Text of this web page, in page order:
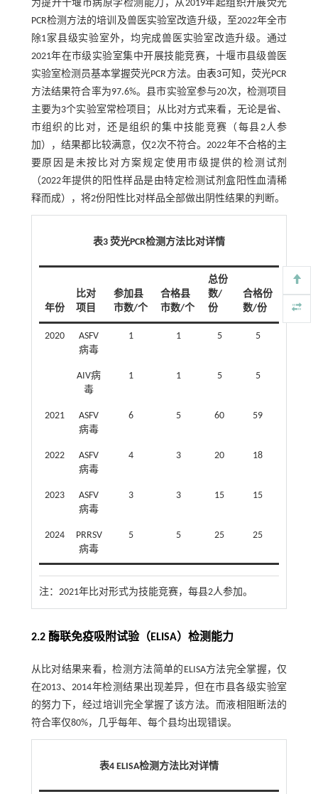
为提升十堰市病原学检测能力，从2019年起组织开展荧光
PCR检测方法的培训及兽医实验室改造升级，至2022年全市
除1家县级实验室外，均完成兽医实验室改造升级。通过
2021年在市级实验室集中开展技能竞赛，十堰市县级兽医
实验室检测员基本掌握荧光PCR方法。由表3可知，荧光PCR
方法结果符合率为97.6%。县市实验室参与20次，检测项目
主要为3个实验室常检项目；从比对方式来看，无论是省、
市组织的比对，还是组织的集中技能竞赛（每县2人参
加），结果都比较满意，仅2次不符合。2022年不合格的主
要原因是未按比对方案规定使用市级提供的检测试剂
（2022年提供的阳性样品是由特定检测试剂盒阳性血清稀
释而成），将2份阳性比对样品全部做出阴性结果的判断。
表3 荧光PCR检测方法比对详情
年份
比对
项目
参加县
市数/个
合格县
市数/个
总份
数/
份
合格份
数/份
2020
ASFV
病毒
1 1 5 5
AIV病
毒
1 1 5 5
2021
ASFV
病毒
6 5 60 59
2022
ASFV
病毒
4 3 20 18
2023
ASFV
病毒
3 3 15 15
2024
PRRSV
病毒
5 5 25 25
注： 2021年比对形式为技能竞赛，每县2人参加。
2.2 酶联免疫吸附试验（ELISA）检测能力
从比对结果来看，检测方法简单的ELISA方法完全掌握，仅
在2013、2014年检测结果出现差异，但在市县各级实验室
的努力下，经过培训完全掌握了该方法。而液相阻断法的
符合率仅80%，几乎每年、每个县均出现错误。
表4 ELISA检测方法比对详情